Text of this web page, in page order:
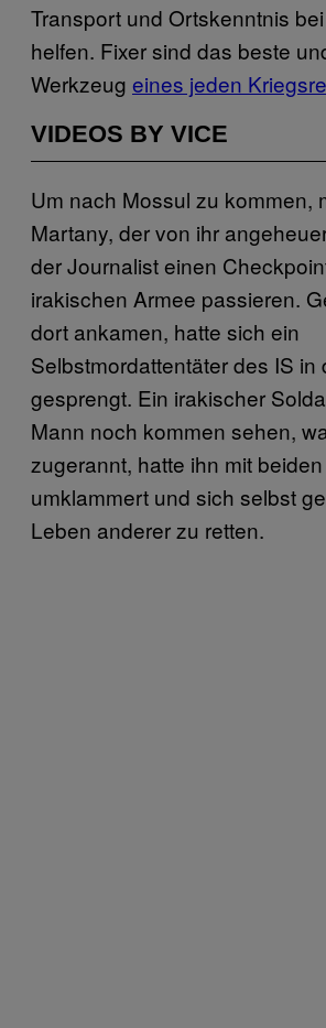
Transport und Ortskenntnis
helfen. Fixer sind das beste
Werkzeug eines jeden
VIDEOS BY VICE
Um nach Mossul zu kommen,
Martany, der von ihr
der Journalist einen
irakischen Armee passieren.
dort ankamen, hatte sich ein
Selbstmordattentäter des IS in
gesprengt. Ein irakischer
Mann noch kommen sehen,
zugerannt, hatte ihn mit
umklammert und sich selbst
Leben anderer zu retten.